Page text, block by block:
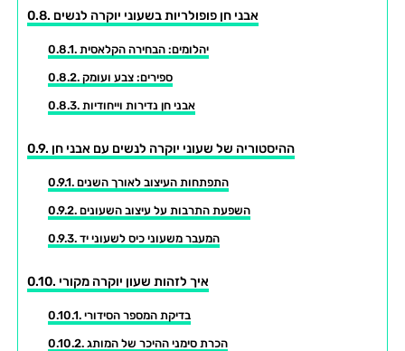
אבני חן פופולריות בשעוני יוקרה לנשים
יהלומים: הבחירה הקלאסית
ספירים: צבע ועומק
אבני חן נדירות וייחודיות
ההיסטוריה של שעוני יוקרה לנשים עם אבני חן
התפתחות העיצוב לאורך השנים
השפעת התרבות על עיצוב השעונים
המעבר משעוני כיס לשעוני יד
איך לזהות שעון יוקרה מקורי
בדיקת המספר הסידורי
הכרת סימני ההיכר של המותג